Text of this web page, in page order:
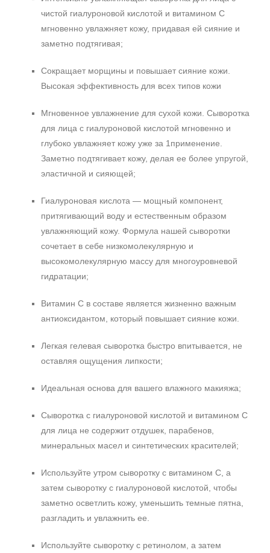
чистой гиалуроновой кислотой и витамином С
мгновенно увлажняет кожу, придавая ей сияние и
заметно подтягивая;
Сокращает морщины и повышает сияние кожи.
Высокая эффективность для всех типов кожи
Мгновенное увлажнение для сухой кожи. Сыворотка
для лица с гиалуроновой кислотой мгновенно и
глубоко увлажняет кожу уже за 1применение.
Заметно подтягивает кожу, делая ее более упругой,
эластичной и сияющей;
Гиалуроновая кислота — мощный компонент,
притягивающий воду и естественным образом
увлажняющий кожу. Формула нашей сыворотки
сочетает в себе низкомолекулярную и
высокомолекулярную массу для многоуровневой
гидратации;
Витамин С в составе является жизненно важным
антиоксидантом, который повышает сияние кожи.
Легкая гелевая сыворотка быстро впитывается, не
оставляя ощущения липкости;
Идеальная основа для вашего влажного макияжа;
Сыворотка с гиалуроновой кислотой и витамином С
для лица не содержит отдушек, парабенов,
минеральных масел и синтетических красителей;
Используйте утром сыворотку с витамином С, а
затем сыворотку с гиалуроновой кислотой, чтобы
заметно осветлить кожу, уменьшить темные пятна,
разгладить и увлажнить ее.
Используйте сыворотку с ретинолом, а затем